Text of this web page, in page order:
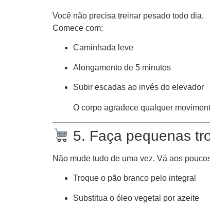
Você não precisa treinar pesado todo dia.
Comece com:
Caminhada leve
Alongamento de 5 minutos
Subir escadas ao invés do elevador
O corpo agradece qualquer
5. Faça pequenas
Não mude tudo de uma vez. Vá aos
Troque o pão branco pelo integral
Substitua o óleo vegetal por azeite